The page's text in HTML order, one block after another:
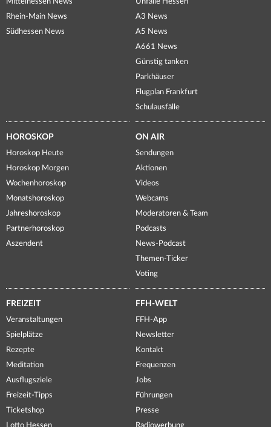
Rhein-Main News
Südhessen News
A3 News
A5 News
A661 News
Günstig tanken
Parkhäuser
Flugplan Frankfurt
Schulausfälle
HOROSKOP
Horoskop Heute
Horoskop Morgen
Wochenhoroskop
Monatshoroskop
Jahreshoroskop
Partnerhoroskop
Aszendent
ON AIR
Sendungen
Aktionen
Videos
Webcams
Moderatoren & Team
Podcasts
News-Podcast
Themen-Ticker
Voting
FREIZEIT
Veranstaltungen
Spielplätze
Rezepte
Meditation
Ausflugsziele
Freizeit-Tipps
Ticketshop
Lotto Hessen
FFH-WELT
FFH-App
Newsletter
Kontakt
Frequenzen
Jobs
Führungen
Presse
Radiowerbung